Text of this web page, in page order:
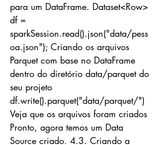
para um DataFrame. Dataset<Row>
df =
sparkSession.read().json("data/pess
oa.json"); Criando os arquivos
Parquet com base no DataFrame
dentro do diretório data/parquet do
seu projeto
df.write().parquet("data/parquet/")
Veja que os arquivos foram criados
Pronto, agora temos um Data
Source criado. 4.3. Criando a